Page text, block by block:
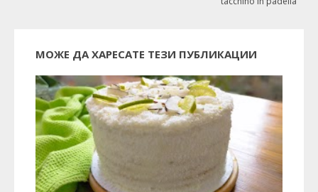
МОЖЕ ДА ХАРЕСАТЕ ТЕЗИ ПУБЛИКАЦИИ